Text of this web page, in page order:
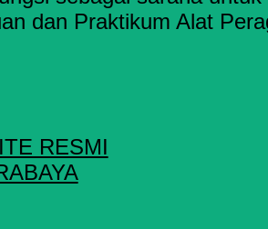
dan Praktikum Alat
RESMI